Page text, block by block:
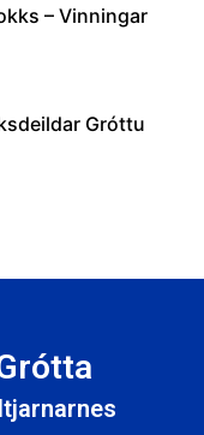
– Vinningar
Gróttu